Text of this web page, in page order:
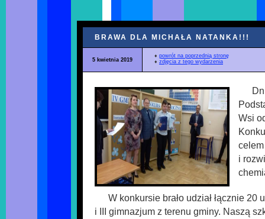
BRAWA DLA MICHAŁA NATANKA!!!
5 kwietnia 2019
♦ powrót na poprzednią stronę
♦ zdjęcia z tego wydarzenia
Wsi
i
W konkursie brało udział łącznie 20
i III gimnazjum z terenu gminy. Naszą